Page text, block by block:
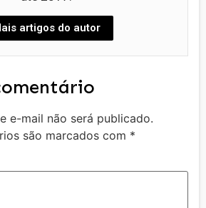
artigos do autor
e-mail não será publicado.
são marcados com *